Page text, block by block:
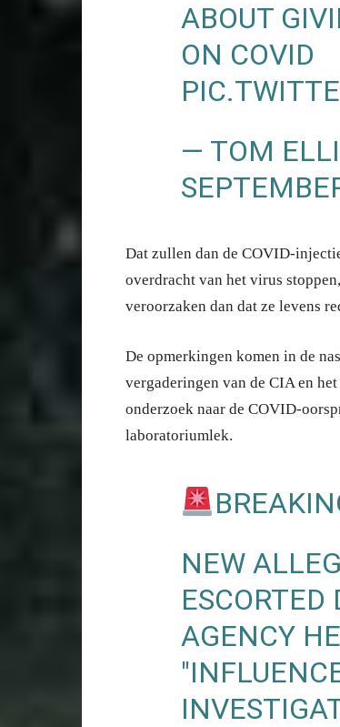
ABOUT
ON COVID
— TOM
Dat zullen dan de COVID-
overdracht van het virus
veroorzaken dan dat ze levens
De opmerkingen komen in de
vergaderingen van de CIA en
onderzoek naar de COVID-
laboratoriumlek.
NEW
AGENCY